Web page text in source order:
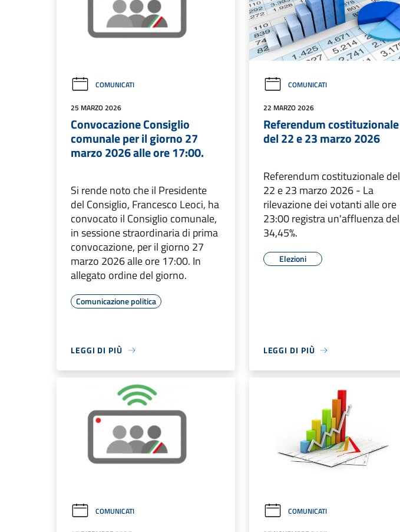
COMUNICATI
25 MARZO 2026
Convocazione Consiglio
comunale per il giorno 27
marzo 2026 alle ore 17:00.
Si rende noto che il Presidente
del Consiglio, Francesco Leoci, ha
convocato il Consiglio comunale,
in sessione straordinaria di prima
convocazione, per il giorno 27
marzo 2026 alle ore 17:00. In
allegato ordine del giorno.
Comunicazione politica
LEGGI DI PIÙ
COMUNICATI
22 MARZO 2026
Referendum costituzionale
del 22 e 23 marzo 2026
Referendum costituzionale del
22 e 23 marzo 2026 - La
rilevazione dei votanti alle ore
23:00 registra un'affluenza del
34,45%.
Elezioni
LEGGI DI PIÙ
COMUNICATI COMUNICATI